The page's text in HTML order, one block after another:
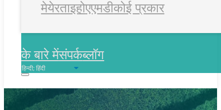
मेयेरताइहोएएमडीकोई प्रकार
के बारे मेंसंपर्कब्लॉग